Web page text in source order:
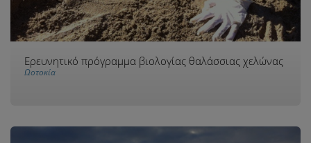
Ερευνητικό πρόγραμμα βιολογίας θαλάσσιας χελώνας
Ωοτοκία